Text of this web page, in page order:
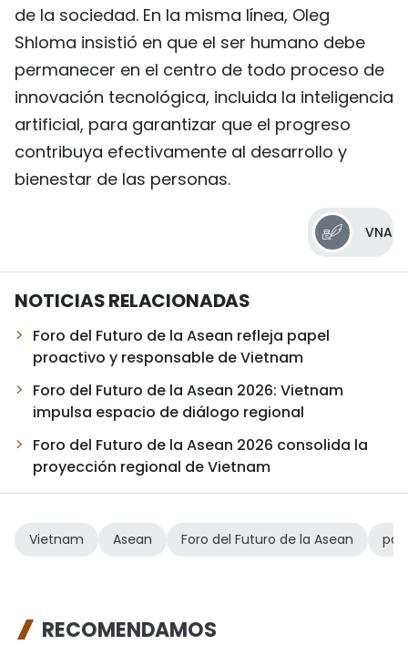
de la sociedad. En la misma línea, Oleg
Shloma insistió en que el ser humano debe
permanecer en el centro de todo proceso de
innovación tecnológica, incluida la inteligencia
artificial, para garantizar que el progreso
contribuya efectivamente al desarrollo y
bienestar de las personas.
VNA
NOTICIAS RELACIONADAS
Foro del Futuro de la Asean refleja papel
proactivo y responsable de Vietnam
Foro del Futuro de la Asean 2026: Vietnam
impulsa espacio de diálogo regional
Foro del Futuro de la Asean 2026 consolida la
proyección regional de Vietnam
Vietnam Asean Foro del Futuro de la Asean
RECOMENDAMOS